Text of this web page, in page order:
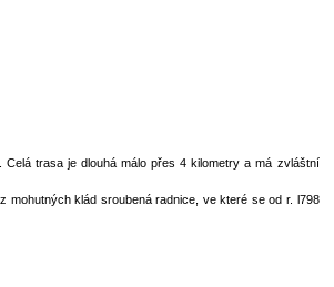
trasa je dlouhá málo přes 4 kilometry a má zvláštní
mohutných klád sroubená radnice, ve které se od r. l798